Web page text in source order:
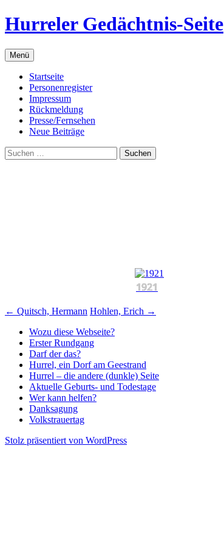
Zum
Inhalt
Hurreler Gedächtnis-Seite
Menü
Startseite
Personenregister
Impressum
Rückmeldung
Presse/Fernsehen
Neue Beiträge
Suchen
nach:
1921
Beitragsnavigation
← Quitsch, Hermann Hohlen, Erich →
Wozu diese Webseite?
Erster Rundgang
Darf der das?
Hurrel, ein Dorf am Geestrand
Hurrel – die andere (dunkle) Seite
Aktuelle Geburts- und Todestage
Wer kann helfen?
Danksagung
Volkstrauertag
Stolz präsentiert von WordPress